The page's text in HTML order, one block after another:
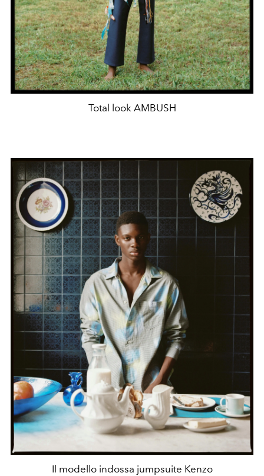
Total look AMBUSH
Il modello indossa jumpsuite Kenzo